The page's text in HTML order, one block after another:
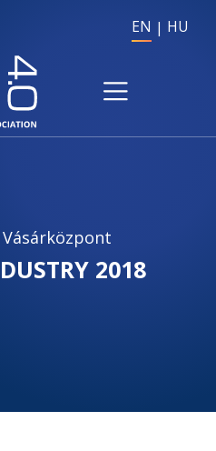
EN HU
Vásárközpont
2018